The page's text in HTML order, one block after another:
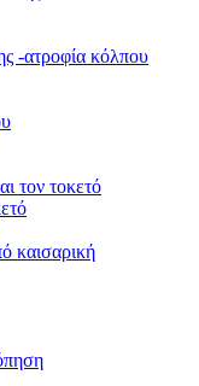
-ατροφία κόλπου
τον τοκετό
καισαρική